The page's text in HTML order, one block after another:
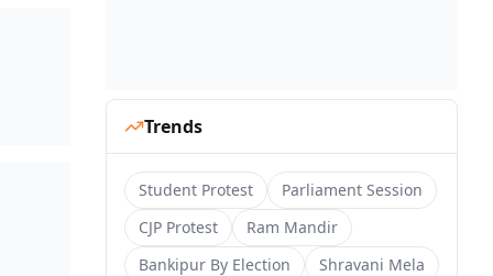
Trends
Student Protest
Parliament Session
CJP Protest
Ram Mandir
Bankipur By Election
Shravani Mela